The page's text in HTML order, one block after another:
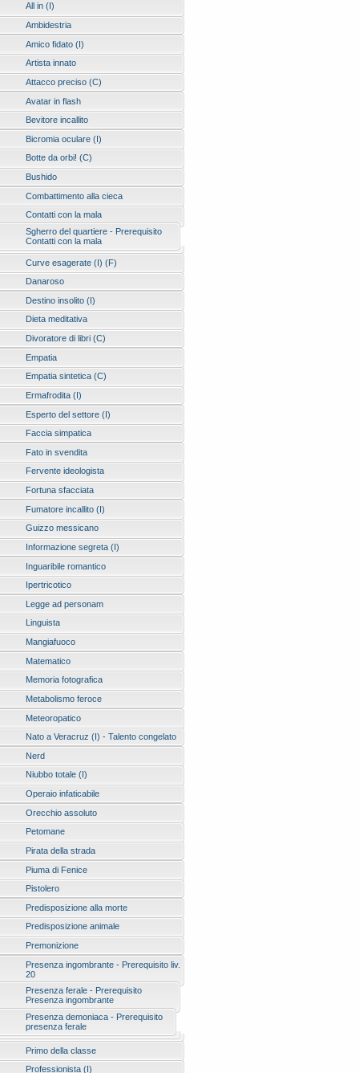
All in (I)
Ambidestria
Amico fidato (I)
Artista innato
Attacco preciso (C)
Avatar in flash
Bevitore incallito
Bicromia oculare (I)
Botte da orbi! (C)
Bushido
Combattimento alla cieca
Contatti con la mala
Sgherro del quartiere - Prerequisito
Contatti con la mala
Curve esagerate (I) (F)
Danaroso
Destino insolito (I)
Dieta meditativa
Divoratore di libri (C)
Empatia
Empatia sintetica (C)
Ermafrodita (I)
Esperto del settore (I)
Faccia simpatica
Fato in svendita
Fervente ideologista
Fortuna sfacciata
Fumatore incallito (I)
Guizzo messicano
Informazione segreta (I)
Inguaribile romantico
Ipertricotico
Legge ad personam
Linguista
Mangiafuoco
Matematico
Memoria fotografica
Metabolismo feroce
Meteoropatico
Nato a Veracruz (I) - Talento congelato
Nerd
Niubbo totale (I)
Operaio infaticabile
Orecchio assoluto
Petomane
Pirata della strada
Piuma di Fenice
Pistolero
Predisposizione alla morte
Predisposizione animale
Premonizione
Presenza ingombrante - Prerequisito liv.
20
Presenza ferale - Prerequisito
Presenza ingombrante
Presenza demoniaca - Prerequisito
presenza ferale
Primo della classe
Professionista (I)